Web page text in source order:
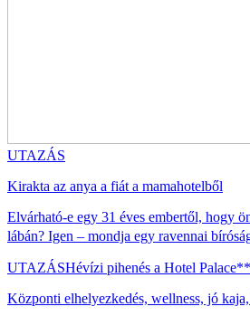
UTAZÁS
Kirakta az anya a fiát a mamahotelből
Elvárható-e egy 31 éves embertől, hogy
lábán? Igen – mondja egy ravennai
UTAZÁSHévízi pihenés a Hotel
Központi elhelyezkedés, wellness, jó